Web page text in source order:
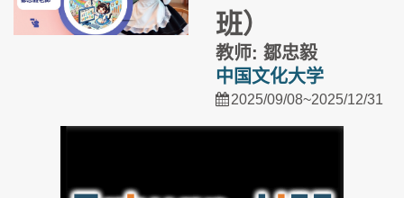
班）
教师: 鄒忠毅
中国文化大学
2025/09/08~2025/12/31